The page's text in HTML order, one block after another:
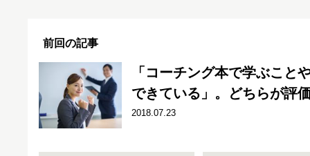
前回の記事
「コーチング本で学ぶこと
できている」。どちらが評
2018.07.23